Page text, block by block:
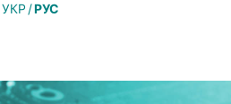
УКР /РУС